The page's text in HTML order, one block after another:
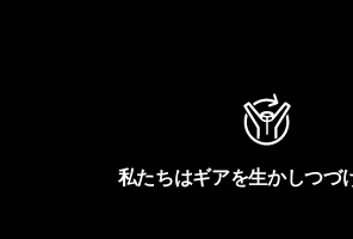
私たちはギアを生かしつづ